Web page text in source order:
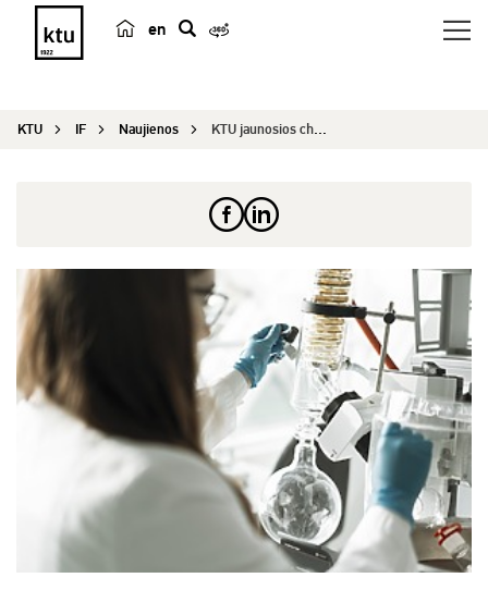
en
e
KTU IF Naujienos KTU jaunosios chemikės: tik perėję prie alternat...